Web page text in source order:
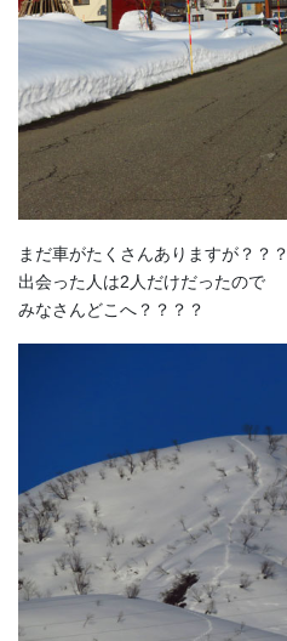
まだ車がたくさんありますが？？？
出会った人は2人だけだったので
みなさんどこへ？？？？